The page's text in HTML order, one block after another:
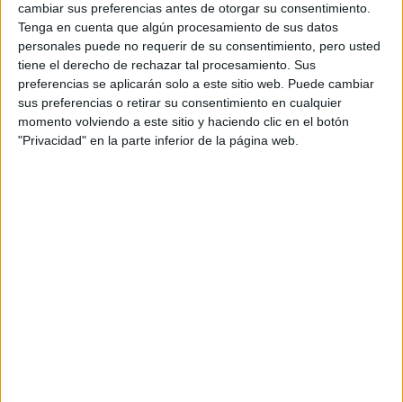
cambiar sus preferencias antes de otorgar su consentimiento.
Tenga en cuenta que algún procesamiento de sus datos
personales puede no requerir de su consentimiento, pero usted
tiene el derecho de rechazar tal procesamiento. Sus
preferencias se aplicarán solo a este sitio web. Puede cambiar
sus preferencias o retirar su consentimiento en cualquier
momento volviendo a este sitio y haciendo clic en el botón
"Privacidad" en la parte inferior de la página web.
Cocina y Gastronomía
Hotel Escuela de la Comunidad de Madrid
Madrid Grado Medio Público
MODALIDADPresencial